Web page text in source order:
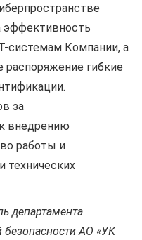
эффективность
системам Компании, а
распоряжение гибкие
за
внедрению
работы и
технических
департамента
безопасности АО «УК